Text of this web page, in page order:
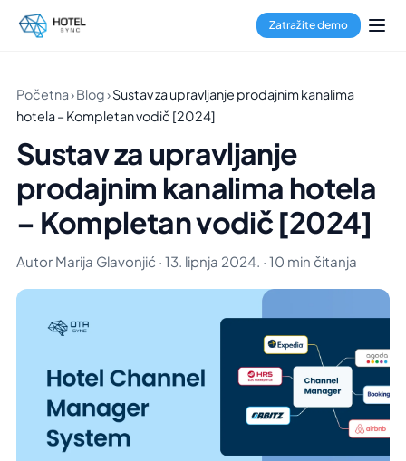
Zatražite demo
Početna›Blog›Sustav za upravljanje prodajnim kanalima
hotela – Kompletan vodič [2024]
Sustav za upravljanje
prodajnim kanalima hotela
– Kompletan vodič [2024]
Autor Marija Glavonjić · 13. lipnja 2024. · 10 min čitanja